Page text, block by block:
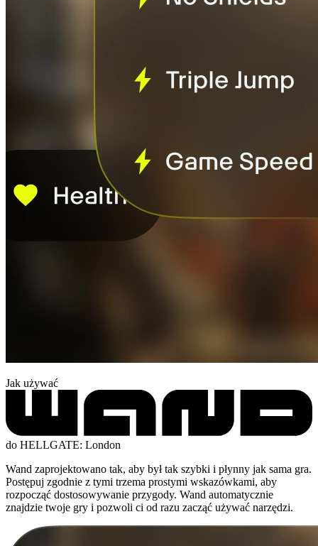
Jak używać
do HELLGATE: London
Wand zaprojektowano tak, aby był tak szybki i płynny jak sama gra.
Postępuj zgodnie z tymi trzema prostymi wskazówkami, aby
rozpocząć dostosowywanie przygody. Wand automatycznie
znajdzie twoje gry i pozwoli ci od razu zacząć używać narzędzi.